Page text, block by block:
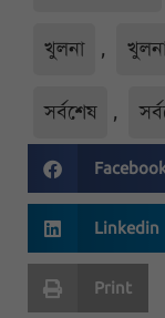
খুলনা ,
সর্বশেষ ,
Linkedin
Print